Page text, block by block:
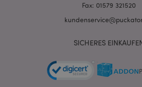
Fax: 01579 321520
SICHERES